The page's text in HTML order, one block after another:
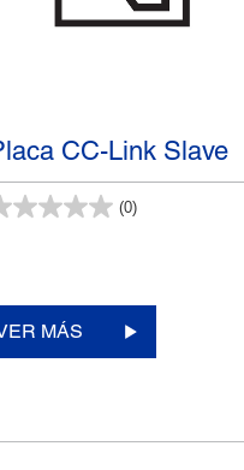
CC-Link Slave
(0)
MÁS